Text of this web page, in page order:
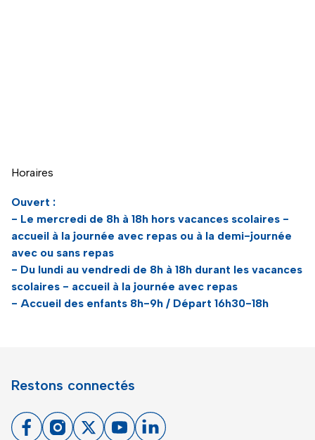
Horaires
Ouvert :
- Le mercredi de 8h à 18h hors vacances scolaires -
accueil à la journée avec repas ou à la demi-journée
avec ou sans repas
- Du lundi au vendredi de 8h à 18h durant les vacances
scolaires - accueil à la journée avec repas
- Accueil des enfants 8h-9h / Départ 16h30-18h
Restons connectés
FacebookInstagram
X YoutubeLinkedin